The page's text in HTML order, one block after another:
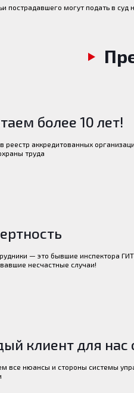
пострадавшего могут подать в суд
более 10 лет!
реестр аккредитованных
труда
— это бывшие инспектора
несчастные случаи!
клиент для нас
все нюансы и стороны системы